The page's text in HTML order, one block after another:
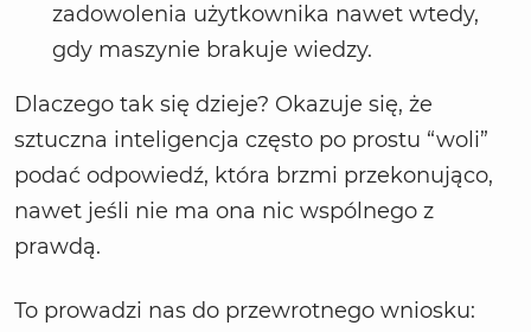
zadowolenia użytkownika nawet wtedy,
gdy maszynie brakuje wiedzy.
Dlaczego tak się dzieje? Okazuje się, że
sztuczna inteligencja często po prostu “woli”
podać odpowiedź, która brzmi przekonująco,
nawet jeśli nie ma ona nic wspólnego z
prawdą.
To prowadzi nas do przewrotnego wniosku: